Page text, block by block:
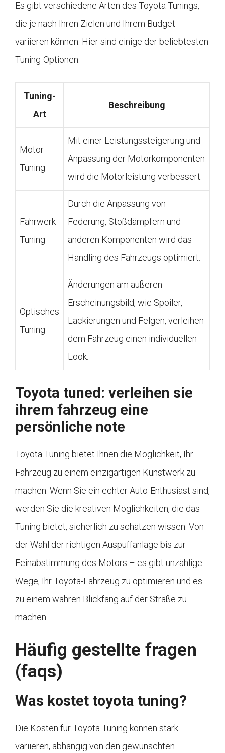
Es gibt verschiedene Arten des Toyota Tunings,
die je nach Ihren Zielen und Ihrem Budget
variieren können. Hier sind einige der beliebtesten
Tuning-Optionen:
Tuning-
Art
Beschreibung
Motor-
Tuning
Mit einer Leistungssteigerung und
Anpassung der Motorkomponenten
wird die Motorleistung verbessert.
Fahrwerk-
Tuning
Durch die Anpassung von
Federung, Stoßdämpfern und
anderen Komponenten wird das
Handling des Fahrzeugs optimiert.
Optisches
Tuning
Änderungen am äußeren
Erscheinungsbild, wie Spoiler,
Lackierungen und Felgen, verleihen
dem Fahrzeug einen individuellen
Look.
Toyota tuned: verleihen sie
ihrem fahrzeug eine
persönliche note
Toyota Tuning bietet Ihnen die Möglichkeit, Ihr
Fahrzeug zu einem einzigartigen Kunstwerk zu
machen. Wenn Sie ein echter Auto-Enthusiast sind,
werden Sie die kreativen Möglichkeiten, die das
Tuning bietet, sicherlich zu schätzen wissen. Von
der Wahl der richtigen Auspuffanlage bis zur
Feinabstimmung des Motors – es gibt unzählige
Wege, Ihr Toyota-Fahrzeug zu optimieren und es
zu einem wahren Blickfang auf der Straße zu
machen.
Häufig gestellte fragen
(faqs)
Was kostet toyota tuning?
Die Kosten für Toyota Tuning können stark
variieren, abhängig von den gewünschten